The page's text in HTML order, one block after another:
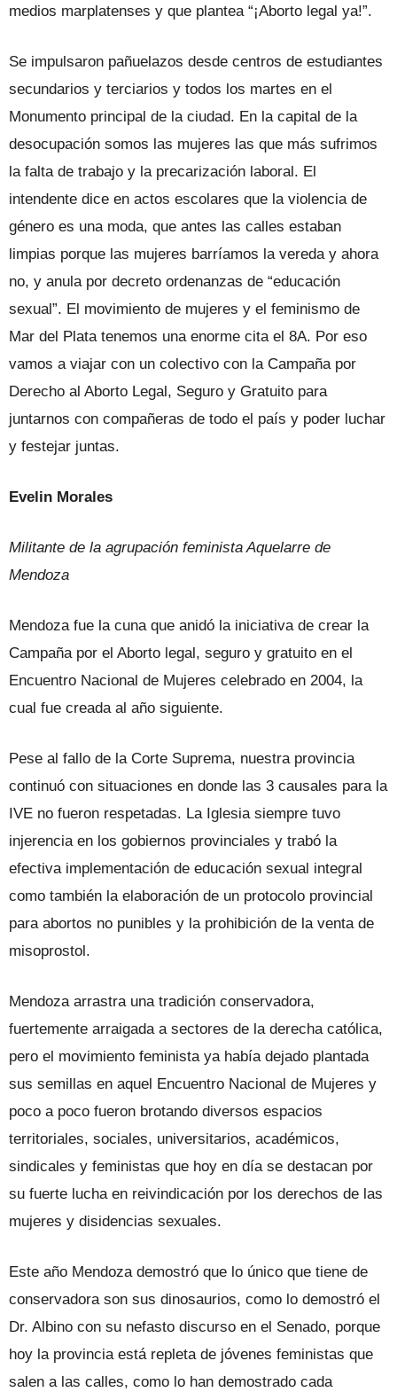
medios marplatenses y que plantea “¡Aborto legal ya!”.
Se impulsaron pañuelazos desde centros de estudiantes
secundarios y terciarios y todos los martes en el
Monumento principal de la ciudad. En la capital de la
desocupación somos las mujeres las que más sufrimos
la falta de trabajo y la precarización laboral. El
intendente dice en actos escolares que la violencia de
género es una moda, que antes las calles estaban
limpias porque las mujeres barríamos la vereda y ahora
no, y anula por decreto ordenanzas de “educación
sexual”. El movimiento de mujeres y el feminismo de
Mar del Plata tenemos una enorme cita el 8A. Por eso
vamos a viajar con un colectivo con la Campaña por
Derecho al Aborto Legal, Seguro y Gratuito para
juntarnos con compañeras de todo el país y poder luchar
y festejar juntas.
Evelin Morales
Militante de la agrupación feminista Aquelarre de
Mendoza
Mendoza fue la cuna que anidó la iniciativa de crear la
Campaña por el Aborto legal, seguro y gratuito en el
Encuentro Nacional de Mujeres celebrado en 2004, la
cual fue creada al año siguiente.
Pese al fallo de la Corte Suprema, nuestra provincia
continuó con situaciones en donde las 3 causales para la
IVE no fueron respetadas. La Iglesia siempre tuvo
injerencia en los gobiernos provinciales y trabó la
efectiva implementación de educación sexual integral
como también la elaboración de un protocolo provincial
para abortos no punibles y la prohibición de la venta de
misoprostol.
Mendoza arrastra una tradición conservadora,
fuertemente arraigada a sectores de la derecha católica,
pero el movimiento feminista ya había dejado plantada
sus semillas en aquel Encuentro Nacional de Mujeres y
poco a poco fueron brotando diversos espacios
territoriales, sociales, universitarios, académicos,
sindicales y feministas que hoy en día se destacan por
su fuerte lucha en reivindicación por los derechos de las
mujeres y disidencias sexuales.
Este año Mendoza demostró que lo único que tiene de
conservadora son sus dinosaurios, como lo demostró el
Dr. Albino con su nefasto discurso en el Senado, porque
hoy la provincia está repleta de jóvenes feministas que
salen a las calles, como lo han demostrado cada